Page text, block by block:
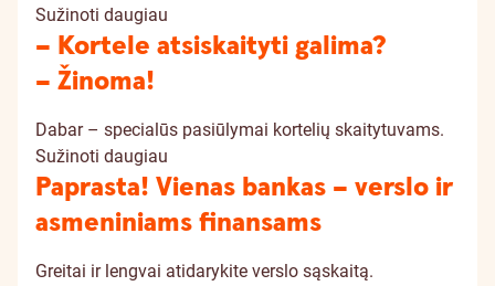
Sužinoti daugiau
– Kortele atsiskaityti galima?
– Žinoma!
Dabar – specialūs pasiūlymai kortelių skaitytuvams.
Sužinoti daugiau
Paprasta! Vienas bankas – verslo ir
asmeniniams finansams
Greitai ir lengvai atidarykite verslo sąskaitą.